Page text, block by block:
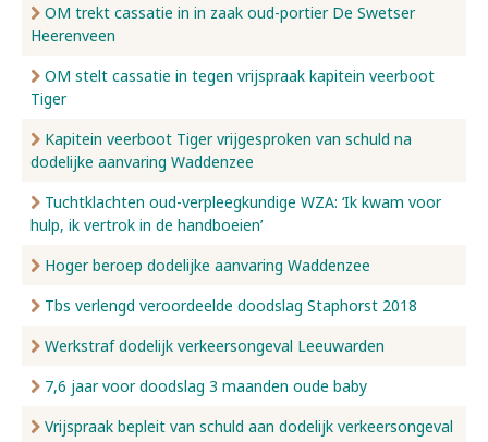
OM trekt cassatie in in zaak oud-portier De Swetser
Heerenveen
OM stelt cassatie in tegen vrijspraak kapitein veerboot
Tiger
Kapitein veerboot Tiger vrijgesproken van schuld na
dodelijke aanvaring Waddenzee
Tuchtklachten oud-verpleegkundige WZA: ‘Ik kwam voor
hulp, ik vertrok in de handboeien’
Hoger beroep dodelijke aanvaring Waddenzee
Tbs verlengd veroordeelde doodslag Staphorst 2018
Werkstraf dodelijk verkeersongeval Leeuwarden
7,6 jaar voor doodslag 3 maanden oude baby
Vrijspraak bepleit van schuld aan dodelijk verkeersongeval